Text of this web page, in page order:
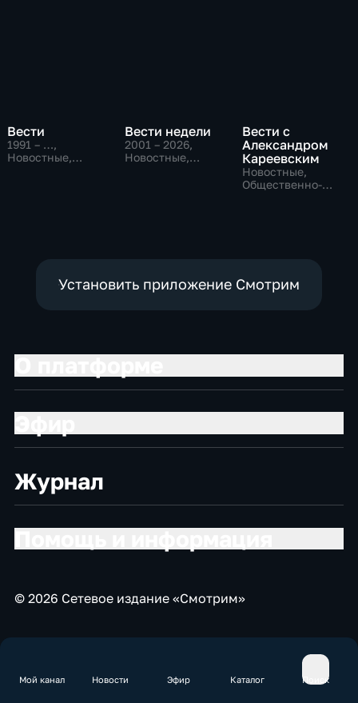
Мой канал Новости Эфир Каталог Поиск
Вести
1991 – …,
Новостные,
Вести недели
2001 – 2026,
Новостные,
Вести с
Александром
Кареевским
Новостные,
Общественно-
Установить приложение Смотрим
Журнал
© 2026 Сетевое издание «Смотрим»